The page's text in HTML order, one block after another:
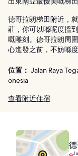
德哥拉朗梯田附近，
莊，你可以喺呢度搵
嘅雕刻。德哥拉朗周
心進發之前，不妨喺
位置： Jalan Raya
onesia
查看附近住宿